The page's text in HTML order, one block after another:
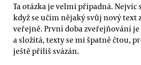
Ta otázka je velmi případná. Nejvíc
když se učím nějaký svůj nový text
veřejně. První doba zveřejňování
a složitá, texty se mi špatně čtou,
ještě příliš svázán.